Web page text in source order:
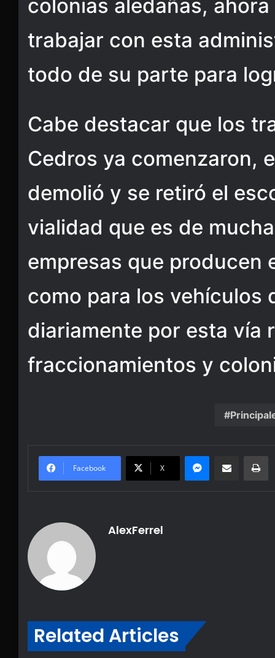
colonias aledañas,
trabajar con esta
todo de su parte para
Cabe destacar que los
Cedros ya comenzaron,
demolió y se retiró el
vialidad que es de
empresas que producen
como para los vehículos
diariamente por esta vía
fraccionamientos y
Facebook X
Messenger
Share via Email
AlexFerrel
Related Articles